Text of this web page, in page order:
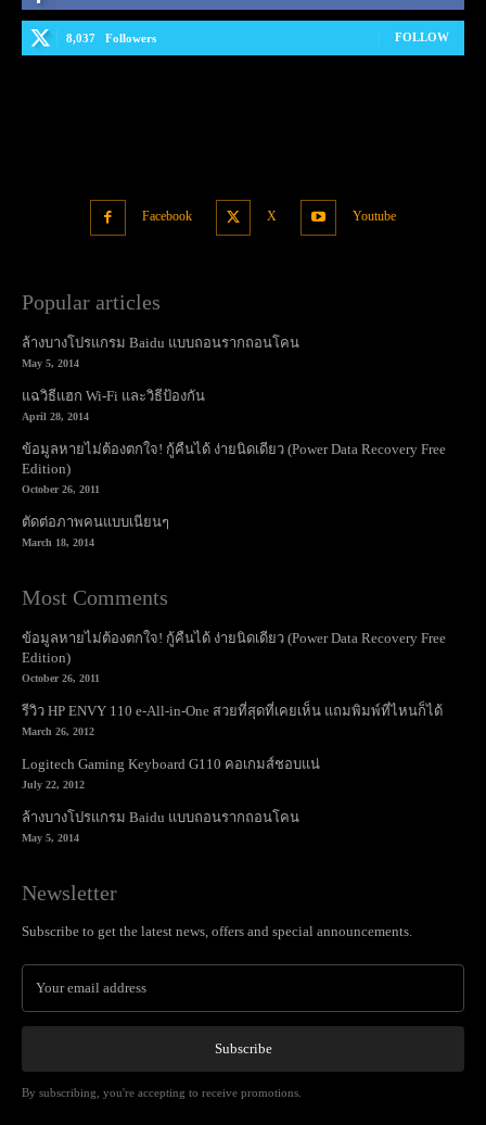
8,037 Followers FOLLOW
Facebook X Youtube
Popular articles
ล้างบางโปรแกรม Baidu แบบถอนรากถอนโคน
May 5, 2014
แฉวิธีแฮก Wi-Fi และวิธีป้องกัน
April 28, 2014
ข้อมูลหายไม่ต้องตกใจ! กู้คืนได้ ง่ายนิดเดียว (Power Data Recovery Free
Edition)
October 26, 2011
ตัดต่อภาพคนแบบเนียนๆ
March 18, 2014
Most Comments
ข้อมูลหายไม่ต้องตกใจ! กู้คืนได้ ง่ายนิดเดียว (Power Data Recovery Free
Edition)
October 26, 2011
รีวิว HP ENVY 110 e-All-in-One สวยที่สุดที่เคยเห็น แถมพิมพ์ที่ไหนก็ได้
March 26, 2012
Logitech Gaming Keyboard G110 คอเกมส์ชอบแน่
July 22, 2012
ล้างบางโปรแกรม Baidu แบบถอนรากถอนโคน
May 5, 2014
Newsletter
Subscribe to get the latest news, offers and special announcements.
Subscribe
By subscribing, you're accepting to receive promotions.